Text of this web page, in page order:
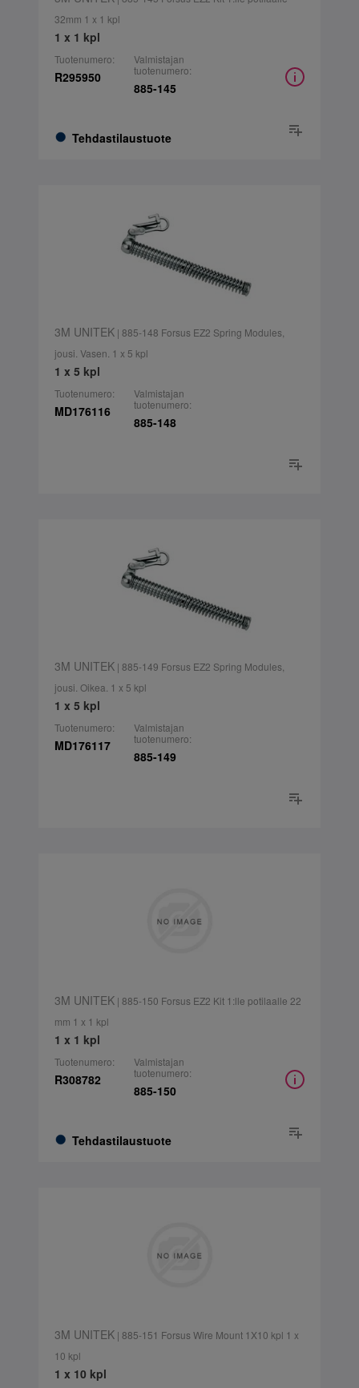
32mm 1 x 1 kpl
1 x 1 kpl
Tuotenumero:
R295950
Tehdastilaustuote
Valmistajan
tuotenumero:
885-145
3M UNITEK| 885-148 Forsus EZ2 Spring Modules,
jousi. Vasen. 1 x 5 kpl
1 x 5 kpl
Tuotenumero:
MD176116
Valmistajan
tuotenumero:
885-148
3M UNITEK| 885-149 Forsus EZ2 Spring Modules,
jousi. Oikea. 1 x 5 kpl
1 x 5 kpl
Tuotenumero:
MD176117
Valmistajan
tuotenumero:
885-149
3M UNITEK| 885-150 Forsus EZ2 Kit 1:lle potilaalle 22
mm 1 x 1 kpl
1 x 1 kpl
Tuotenumero:
R308782
Tehdastilaustuote
Valmistajan
tuotenumero:
885-150
3M UNITEK| 885-151 Forsus Wire Mount 1X10 kpl 1 x
10 kpl
1 x 10 kpl